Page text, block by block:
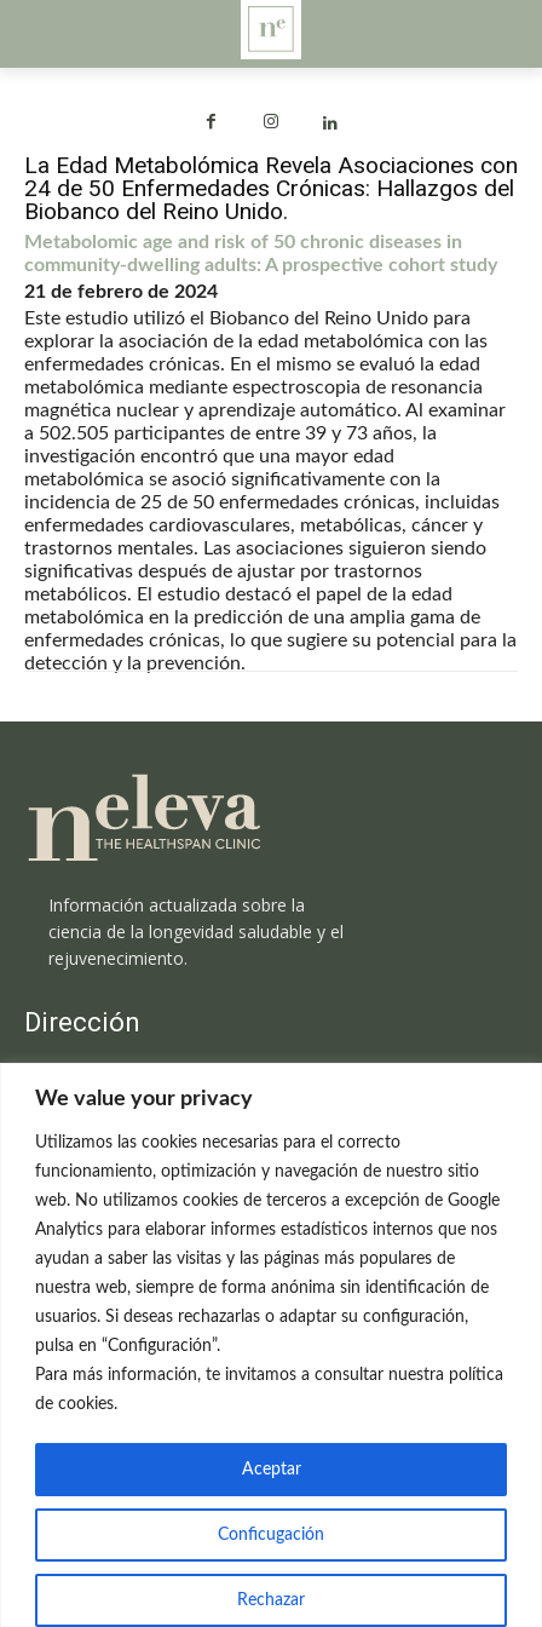
We value your privacy
Utilizamos las cookies necesarias para el correcto
funcionamiento, optimización y navegación de nuestro sitio
web. No utilizamos cookies de terceros a excepción de Google
Analytics para elaborar informes estadísticos internos que nos
ayudan a saber las visitas y las páginas más populares de
nuestra web, siempre de forma anónima sin identificación de
usuarios. Si deseas rechazarlas o adaptar su configuración,
pulsa en “Configuración”.
Para más información, te invitamos a consultar nuestra política
de cookies.
Conficugación
Rechazar
Aceptar
La Edad Metabolómica Revela Asociaciones con
24 de 50 Enfermedades Crónicas: Hallazgos del
Biobanco del Reino Unido.
Metabolomic age and risk of 50 chronic diseases in
community-dwelling adults: A prospective cohort study
21 de febrero de 2024
Este estudio utilizó el Biobanco del Reino Unido para
explorar la asociación de la edad metabolómica con las
enfermedades crónicas. En el mismo se evaluó la edad
metabolómica mediante espectroscopia de resonancia
magnética nuclear y aprendizaje automático. Al examinar
a 502.505 participantes de entre 39 y 73 años, la
investigación encontró que una mayor edad
metabolómica se asoció significativamente con la
incidencia de 25 de 50 enfermedades crónicas, incluidas
enfermedades cardiovasculares, metabólicas, cáncer y
trastornos mentales. Las asociaciones siguieron siendo
significativas después de ajustar por trastornos
metabólicos. El estudio destacó el papel de la edad
metabolómica en la predicción de una amplia gama de
enfermedades crónicas, lo que sugiere su potencial para la
detección y la prevención.
Información actualizada sobre la
ciencia de la longevidad saludable y el
rejuvenecimiento.
Dirección
C/Claudio Coello, 19 - 1º
699 595 619
rejuvenecimiento@clinicaneleva.com
Información Legal
Política de Privacidad
Política de Cookies
© el Radar del Rejuvenecimiento